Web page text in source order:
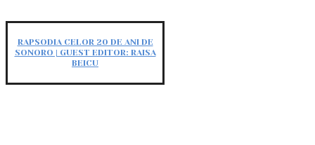
RAPSODIA CELOR 20 DE ANI DE
SONORO | GUEST EDITOR: RAISA
BEICU